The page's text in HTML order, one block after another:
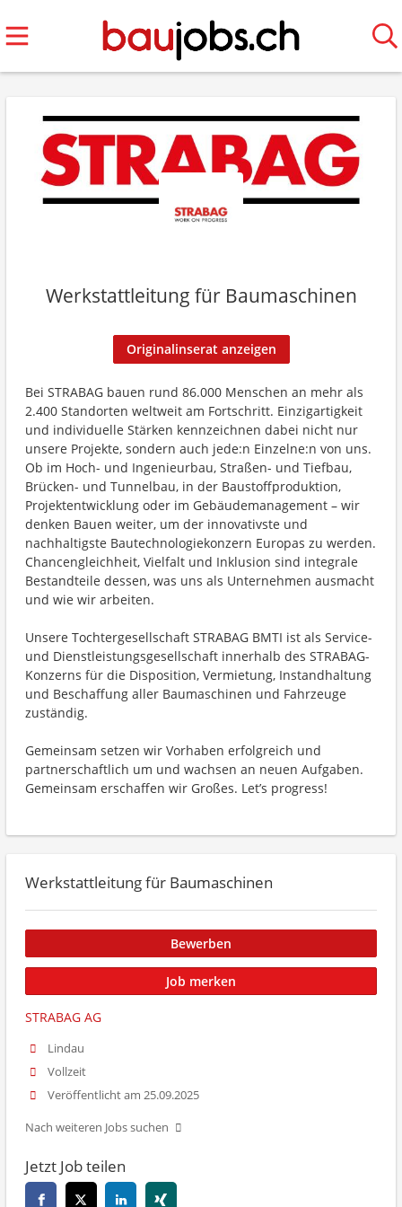
Werkstattleitung für Baumaschinen
Originalinserat anzeigen
Bei STRABAG bauen rund 86.000 Menschen an mehr als
2.400 Standorten weltweit am Fortschritt. Einzigartigkeit
und individuelle Stärken kennzeichnen dabei nicht nur
unsere Projekte, sondern auch jede:n Einzelne:n von uns.
Ob im Hoch- und Ingenieurbau, Straßen- und Tiefbau,
Brücken- und Tunnelbau, in der Baustoffproduktion,
Projektentwicklung oder im Gebäudemanagement – wir
denken Bauen weiter, um der innovativste und
nachhaltigste Bautechnologiekonzern Europas zu werden.
Chancengleichheit, Vielfalt und Inklusion sind integrale
Bestandteile dessen, was uns als Unternehmen ausmacht
und wie wir arbeiten.
Unsere Tochtergesellschaft STRABAG BMTI ist als Service-
und Dienstleistungsgesellschaft innerhalb des STRABAG-
Konzerns für die Disposition, Vermietung, Instandhaltung
und Beschaffung aller Baumaschinen und Fahrzeuge
zuständig.
Gemeinsam setzen wir Vorhaben erfolgreich und
partnerschaftlich um und wachsen an neuen Aufgaben.
Gemeinsam erschaffen wir Großes. Let’s progress!
Werkstattleitung für Baumaschinen
Bewerben
Job merken
STRABAG AG
Lindau
Vollzeit
Veröffentlicht am 25.09.2025
Nach weiteren Jobs suchen
Jetzt Job teilen